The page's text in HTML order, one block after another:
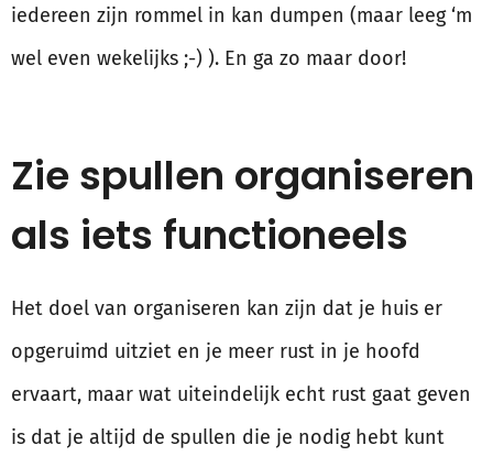
iedereen zijn rommel in kan dumpen (maar leeg ‘m
wel even wekelijks ;-) ). En ga zo maar door!
Zie spullen organiseren
als iets functioneels
Het doel van organiseren kan zijn dat je huis er
opgeruimd uitziet en je meer rust in je hoofd
ervaart, maar wat uiteindelijk echt rust gaat geven
is dat je altijd de spullen die je nodig hebt kunt